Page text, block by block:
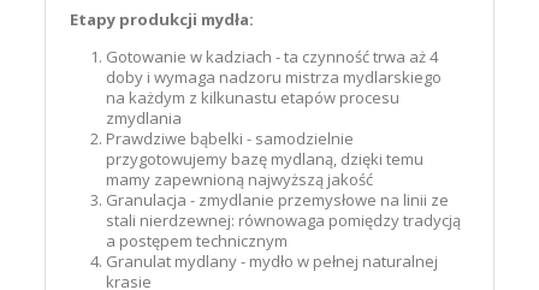
Etapy produkcji mydła:
Gotowanie w kadziach - ta czynność trwa aż 4
doby i wymaga nadzoru mistrza mydlarskiego
na każdym z kilkunastu etapów procesu
zmydlania
Prawdziwe bąbelki - samodzielnie
przygotowujemy bazę mydlaną, dzięki temu
mamy zapewnioną najwyższą jakość
Granulacja - zmydlanie przemysłowe na linii ze
stali nierdzewnej: równowaga pomiędzy tradycją
a postępem technicznym
Granulat mydlany - mydło w pełnej naturalnej
krasie